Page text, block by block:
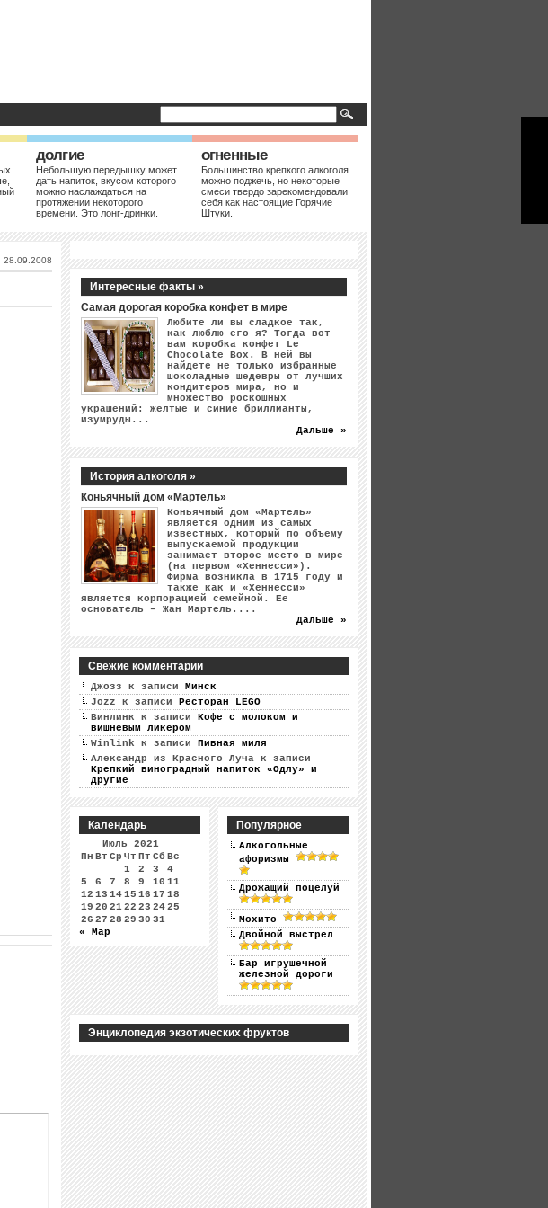
долгие
Небольшую передышку может
дать напиток, вкусом которого
можно наслаждаться на
протяжении некоторого
времени. Это лонг-дринки.
огненные
Большинство крепкого алкоголя
можно поджечь, но некоторые
смеси твердо зарекомендовали
себя как настоящие Горячие
Штуки.
28.09.2008
Интересные факты »
Самая дорогая коробка конфет в мире
Любите ли вы сладкое так,
как люблю его я? Тогда вот
вам коробка конфет Le
Chocolate Box. В ней вы
найдете не только избранные
шоколадные шедевры от лучших
кондитеров мира, но и
множество роскошных
украшений: желтые и синие бриллианты,
изумруды...
Дальше »
История алкоголя »
Коньячный дом «Мартель»
Коньячный дом «Мартель»
является одним из самых
известных, который по объему
выпускаемой продукции
занимает второе место в мире
(на первом «Хеннесси»).
Фирма возникла в 1715 году и
также как и «Хеннесси»
является корпорацией семейной. Ее
основатель – Жан Мартель....
Дальше »
Свежие комментарии
Джозз к записи Минск
Jozz к записи Ресторан LEGO
Винлинк к записи Кофе с молоком и
вишневым ликером
Winlink к записи Пивная миля
Александр из Красного Луча к записи
Крепкий виноградный напиток «Одлу» и
другие
Календарь
Июль 2021
Пн Вт Ср Чт Пт Сб Вс
1
2 3
4
5
6 7 8 9 10 11
12 13 1415 16 17 18
19 20 2122 23 2425
26 27 28 29 30 31
« Мар
Популярное
Алкогольные
афоризмы
Дрожащий поцелуй
Мохито
Двойной выстрел
Бар игрушечной
железной дороги
Энциклопедия экзотических фруктов